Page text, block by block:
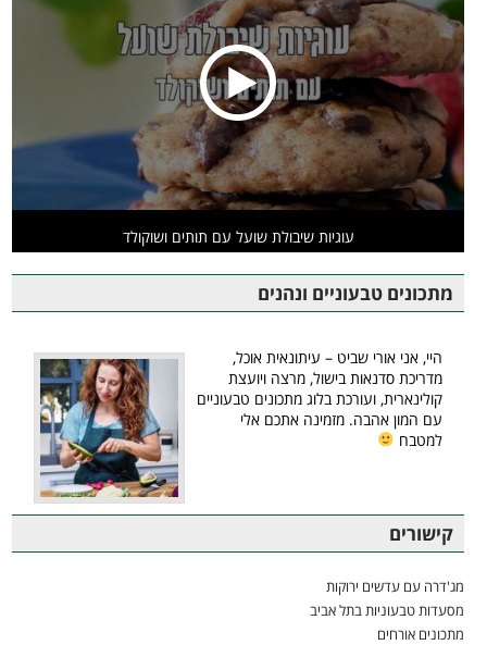
עוגיות שיבולת שועל עם תותים ושוקולד
מתכונים טבעוניים ונהנים
היי, אני אורי שביט – עיתונאית אוכל,
מדריכת סדנאות בישול, מרצה ויועצת
קולינארית, ועורכת בלוג מתכונים טבעוניים
עם המון אהבה. מזמינה אתכם אלי
למטבח
קישורים
מג'דרה עם עדשים ירוקות
מסעדות טבעוניות בתל אביב
מתכונים אורחים